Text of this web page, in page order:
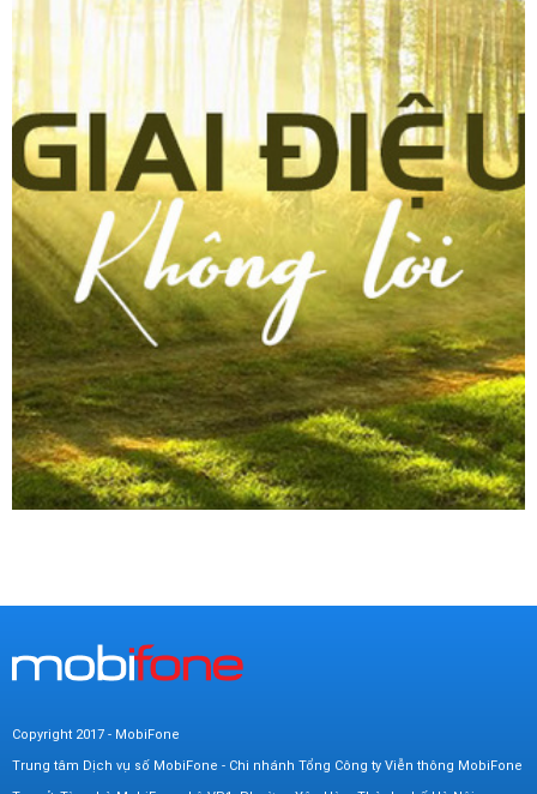
Copyright 2017 - MobiFone
Trung tâm Dịch vụ số MobiFone - Chi nhánh Tổng Công ty Viễn thông MobiFone